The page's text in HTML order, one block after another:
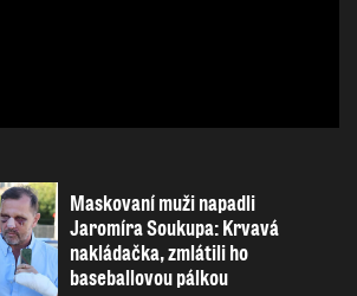
Maskovaní muži napadli
Jaromíra Soukupa: Krvavá
nakládačka, zmlátili ho
baseballovou pálkou